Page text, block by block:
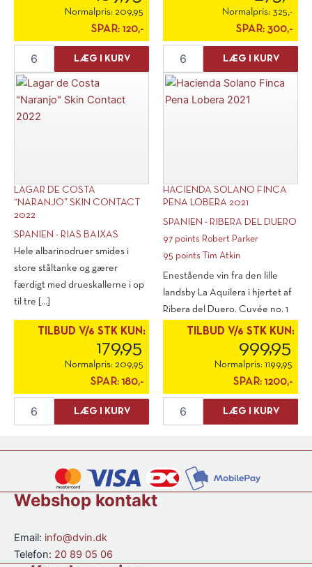
Normalpris: 209,95
SPAR: 120,-
Casas
De
"Julia"
Monastrell
LÆG I KURV
Normalpris: 325,-
SPAR: 300,-
Hacienda
Solano
Vinas
2021
LÆG I KURV
LAGAR DE COSTA
“NARANJO” SKIN CONTACT
2022
SPANIEN - RIAS BAIXAS
Hele albarinodruer smides i
store ståltanke og gærer
færdigt med drueskallerne i op
til tre [...]
TILBUD V/6 STK KUN:
179,95
Normalpris: 209,95
SPAR: 180,-
antal
LÆG I KURV
HACIENDA SOLANO FINCA
PENA LOBERA 2021
SPANIEN - RIBERA DEL DUERO
97 points Robert Parker
95 points Tim Atkin
Enestående vin fra den lille
landsby La Aquilera i hjertet af
Ribera del Duero. Cuvée no. 1
TILBUD V/6 STK KUN:
999,95
Normalpris: 1199,95
SPAR: 1200,-
Hacienda
Solano
2021
antal
LÆG I KURV
Webshop kontakt
Email: info@dvin.dk
Telefon: 20 89 05 06